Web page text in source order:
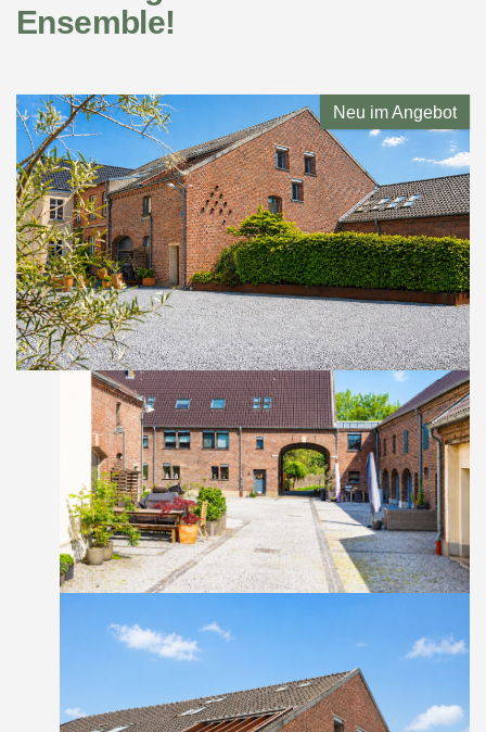
Ensemble!
Neu im Angebot